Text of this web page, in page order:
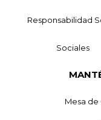
Responsabilidad
Sociales
Mesa